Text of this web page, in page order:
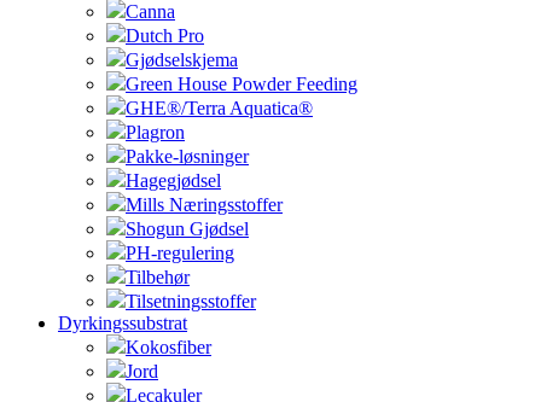
Canna
Dutch Pro
Gjødselskjema
Green House Powder Feeding
GHE®/Terra Aquatica®
Plagron
Pakke-løsninger
Hagegjødsel
Mills Næringsstoffer
Shogun Gjødsel
PH-regulering
Tilbehør
Tilsetningsstoffer
Dyrkingssubstrat
Kokosfiber
Jord
Lecakuler